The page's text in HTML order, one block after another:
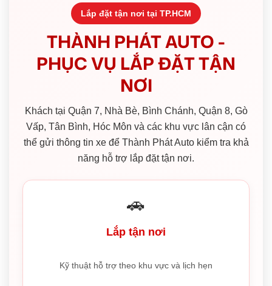
Lắp đặt tận nơi tại TP.HCM
THÀNH PHÁT AUTO -
PHỤC VỤ LẮP ĐẶT TẬN
NƠI
Khách tại Quận 7, Nhà Bè, Bình Chánh, Quận 8, Gò
Vấp, Tân Bình, Hóc Môn và các khu vực lân cận có
thể gửi thông tin xe để Thành Phát Auto kiểm tra khả
năng hỗ trợ lắp đặt tận nơi.
🚗
Lắp tận nơi
Kỹ thuật hỗ trợ theo khu vực và lịch hẹn